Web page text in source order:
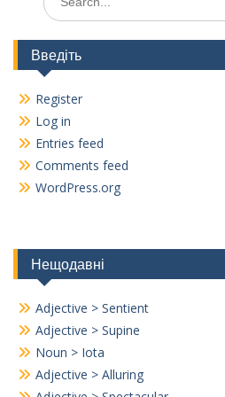
for:
Введіть
Register
Log in
Entries feed
Comments feed
WordPress.org
Нещодавні
Adjective > Sentient
Adjective > Supine
Noun > Iota
Adjective > Alluring